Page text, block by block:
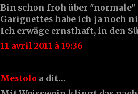
Bin schon froh über "normale"
Gariguettes habe ich ja noch
Ich erwäge ernsthaft, in den
11 avril 2011 à 19:36
Mestolo a dit…